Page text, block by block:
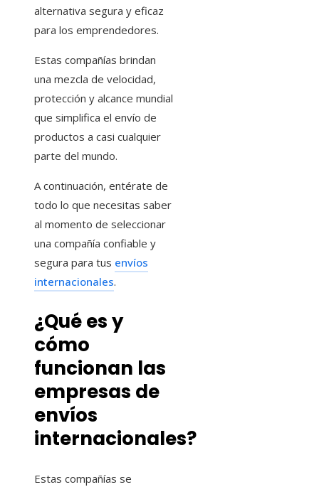
alternativa segura y eficaz
para los emprendedores.
Estas compañías brindan
una mezcla de velocidad,
protección y alcance mundial
que simplifica el envío de
productos a casi cualquier
parte del mundo.
A continuación, entérate de
todo lo que necesitas saber
al momento de seleccionar
una compañía confiable y
segura para tus envíos
internacionales.
¿Qué es y
cómo
funcionan las
empresas de
envíos
internacionales?
Estas compañías se